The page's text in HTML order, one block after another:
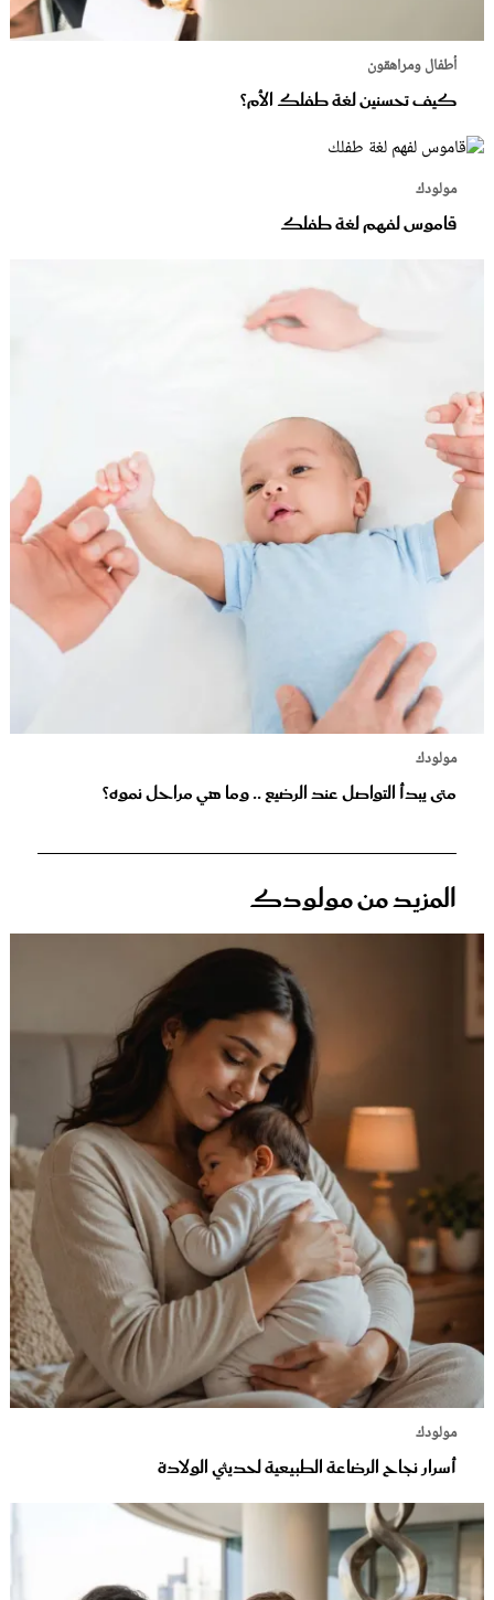
أطفال ومراهقون
كيف تحسنين لغة طفلك الأم؟
مولودك
قاموس لفهم لغة طفلك
مولودك
متى يبدأ التواصل عند الرضيع .. وما هي مراحل نموه؟
المزيد من مولودك
مولودك
أسرار نجاح الرضاعة الطبيعية لحديثي الولادة